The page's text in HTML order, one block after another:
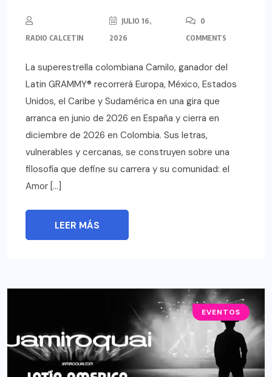
RADIO CALCETIN
JULIO 16,
2026
0
COMMENTS
La superestrella colombiana Camilo, ganador del
Latin GRAMMY® recorrerá Europa, México, Estados
Unidos, el Caribe y Sudamérica en una gira que
arranca en junio de 2026 en España y cierra en
diciembre de 2026 en Colombia. Sus letras,
vulnerables y cercanas, se construyen sobre una
filosofía que define su carrera y su comunidad: el
Amor […]
LEER MÁS
EVENTOS